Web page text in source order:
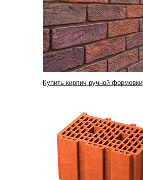
Купить кирпич ручной формовки